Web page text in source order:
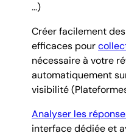
...)
Créer facilement
efficaces pour
nécessaire à votre
automatiquement
visibilité
Analyser les
interface dédiée et